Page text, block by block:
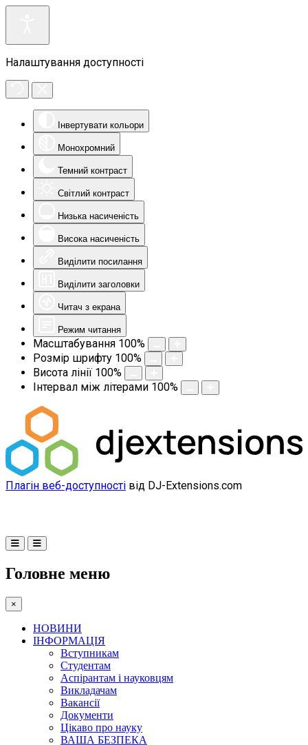
Налаштування доступності
Інвертувати кольори
Монохромний
Темний контраст
Світлий контраст
Низька насиченість
Висока насиченість
Виділити посилання
Виділити заголовки
Читач з екрана
Режим читання
Масштабування 100%
Розмір шрифту 100%
Висота лінії 100%
Інтервал між літерами 100%
Плагін веб-доступності від DJ-Extensions.com
Головне меню
×
НОВИНИ
ІНФОРМАЦІЯ
Вступникам
Студентам
Аспірантам і науковцям
Викладачам
Вакансії
Документи
Цікаво про науку
ВАША БЕЗПЕКА